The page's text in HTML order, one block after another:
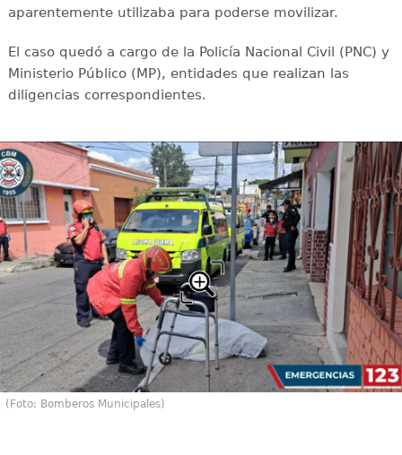
aparentemente utilizaba para poderse movilizar.
El caso quedó a cargo de la Policía Nacional Civil (PNC) y
Ministerio Público (MP), entidades que realizan las
diligencias correspondientes.
(Foto: Bomberos Municipales)